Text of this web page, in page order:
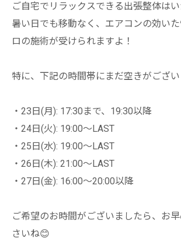
ご自宅でリラックスできる出張整体は
暑い日でも移動なく、エアコンの効い
ロの施術が受けられますよ！
特に、下記の時間帯にまだ空きがござい
・23日(月): 17:30まで、19:30以降
・24日(火): 19:00〜LAST
・25日(水): 19:00〜LAST
・26日(木): 21:00〜LAST
・27日(金): 16:00〜20:00以降
ご希望のお時間がございましたら、お
さいね😊